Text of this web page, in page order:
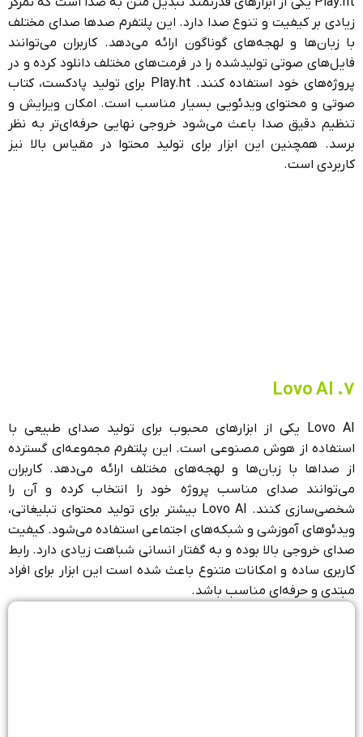
زیادی بر کیفیت و تنوع صدا دارد. این پلتفرم صدها صدای مختلف
با زبان‌ها و لهجه‌های گوناگون ارائه می‌دهد. کاربران می‌توانند
فایل‌های صوتی تولیدشده را در فرمت‌های مختلف دانلود کرده و در
پروژه‌های خود استفاده کنند. Play.ht برای تولید پادکست، کتاب
صوتی و محتوای ویدئویی بسیار مناسب است. امکان ویرایش و
تنظیم دقیق صدا باعث می‌شود خروجی نهایی حرفه‌ای‌تر به نظر
برسد. همچنین این ابزار برای تولید محتوا در مقیاس بالا نیز
کاربردی است.
7. Lovo AI
Lovo AI یکی از ابزارهای محبوب برای تولید صدای طبیعی با
استفاده از هوش مصنوعی است. این پلتفرم مجموعه‌ای گسترده
از صداها با زبان‌ها و لهجه‌های مختلف ارائه می‌دهد. کاربران
می‌توانند صدای مناسب پروژه خود را انتخاب کرده و آن را
شخصی‌سازی کنند. Lovo AI بیشتر برای تولید محتوای تبلیغاتی،
ویدئوهای آموزشی و شبکه‌های اجتماعی استفاده می‌شود. کیفیت
صدای خروجی بالا بوده و به گفتار انسانی شباهت زیادی دارد. رابط
کاربری ساده و امکانات متنوع باعث شده است این ابزار برای افراد
مبتدی و حرفه‌ای مناسب باشد.